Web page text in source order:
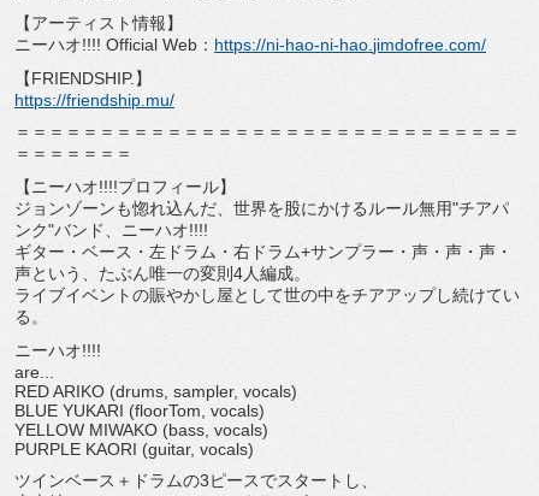
【アーティスト情報】
ニーハオ!!!! Official Web： https://ni-hao-ni-hao. jimdofree.com/
【FRIENDSHIP.】
https://friendship.mu/
＝＝＝＝＝＝＝＝＝＝＝＝＝＝＝＝＝＝＝＝＝＝＝＝＝＝＝＝＝＝
＝＝＝＝＝＝＝
【ニーハオ!!!!プロフィール】
ジョンゾーンも惚れ込んだ、世界を股にかけるルール無用"チアパ
ンク"バンド、ニーハオ!!!!
ギター・ベース・左ドラム・右ドラム+サンプラー・声・声・声・
声という、たぶん唯一の変則4人編成。
ライブイベントの賑やかし屋として世の中をチアアップし続けてい
る。
ニーハオ!!!!
are...
RED ARIKO (drums, sampler, vocals)
BLUE YUKARI (floorTom, vocals)
YELLOW MIWAKO (bass, vocals)
PURPLE KAORI (guitar, vocals)
ツインベース＋ドラムの3ピースでスタートし、